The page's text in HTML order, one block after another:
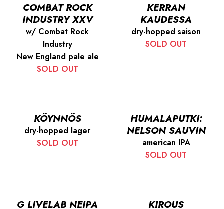
COMBAT ROCK
INDUSTRY XXV
w/ Combat Rock
Industry
New England pale ale
SOLD OUT
KERRAN
KAUDESSA
dry-hopped saison
SOLD OUT
KÖYNNÖS
dry-hopped lager
SOLD OUT
HUMALAPUTKI:
NELSON SAUVIN
american IPA
SOLD OUT
G LIVELAB NEIPA
KIROUS